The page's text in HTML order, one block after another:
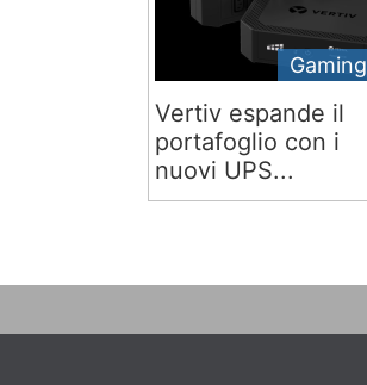
Gaming
Vertiv espande il
portafoglio con i
nuovi UPS...